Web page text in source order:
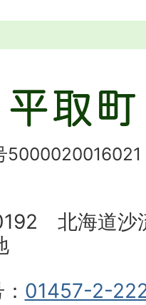
5000020016021
北海道沙
01457-2-